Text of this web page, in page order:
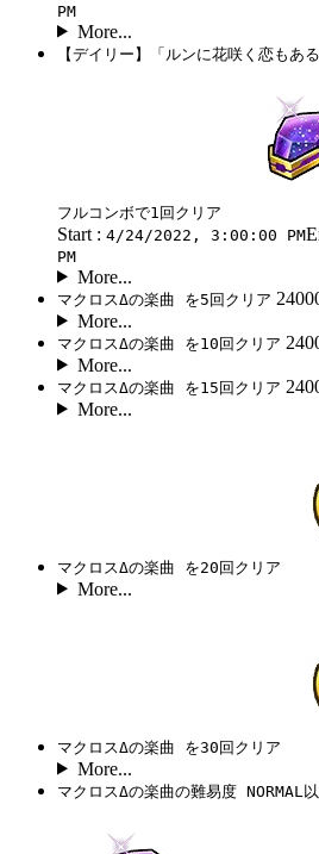
PM
More...
【デイリー】「ルンに花咲く恋もあ
フルコンボで1回クリア
Start : 4/24/2022, 3:00:00 PM
PM
More...
マクロスΔの楽曲 を5回クリア
More...
マクロスΔの楽曲 を10回クリア
More...
マクロスΔの楽曲 を15回クリア
More...
マクロスΔの楽曲 を20回クリア
More...
マクロスΔの楽曲 を30回クリア
More...
マクロスΔの楽曲の難易度 NORMAL